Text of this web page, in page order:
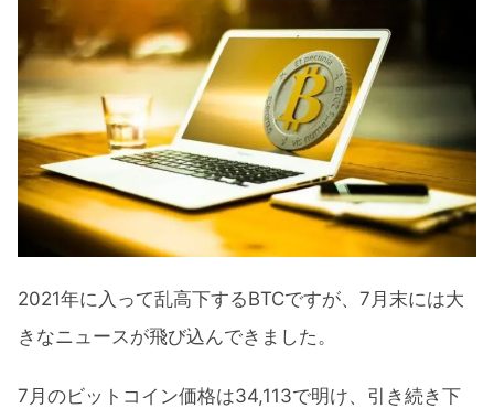
2021年に入って乱高下するBTCですが、7月末には大
きなニュースが飛び込んできました。
7月のビットコイン価格は34,113で明け、引き続き下